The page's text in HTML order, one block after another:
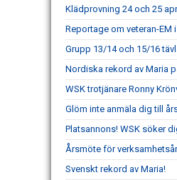
Klädprovning 24 och 25
Reportage om veteran-EM
Grupp 13/14 och 15/16
Nordiska rekord av Maria
WSK trotjänare Ronny
Glöm inte anmäla dig till
Platsannons! WSK söker
Årsmöte för
Svenskt rekord av Maria!